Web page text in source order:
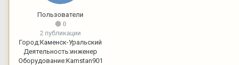
Пользователи
0
2 публикации
Город:Каменск-Уральский
Деятельность:инженер
Оборудование:Kamstan901